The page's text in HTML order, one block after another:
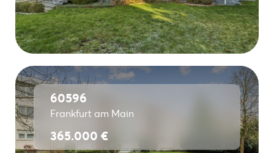
60596
Frankfurt am Main
365.000 €